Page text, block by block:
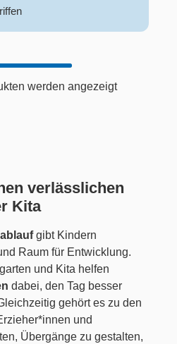
werden angezeigt
verlässlichen
Kita
gibt Kindern
Raum für Entwicklung.
und Kita helfen
dabei, den Tag besser
gehört es zu den
und
Übergänge zu gestalten,